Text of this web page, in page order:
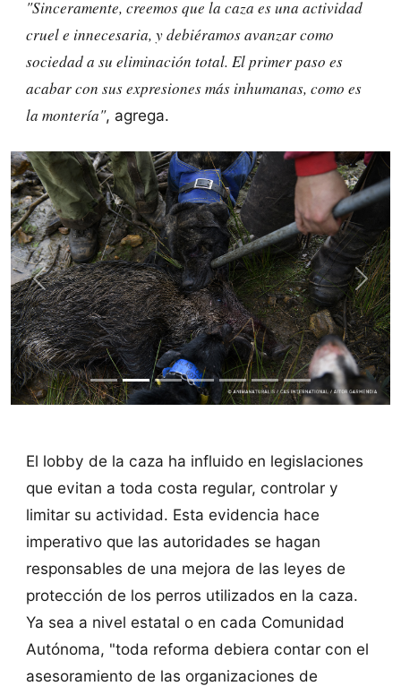
"Sinceramente, creemos que la caza es una actividad
cruel e innecesaria, y debiéramos avanzar como
sociedad a su eliminación total. El primer paso es
acabar con sus expresiones más inhumanas, como es
la montería", agrega.
Previous Next
El lobby de la caza ha influido en legislaciones
que evitan a toda costa regular, controlar y
limitar su actividad. Esta evidencia hace
imperativo que las autoridades se hagan
responsables de una mejora de las leyes de
protección de los perros utilizados en la caza.
Ya sea a nivel estatal o en cada Comunidad
Autónoma, "toda reforma debiera contar con el
asesoramiento de las organizaciones de